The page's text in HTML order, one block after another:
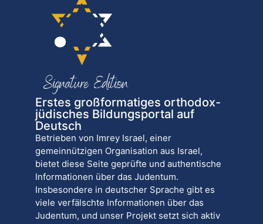
Erstes großformatiges orthodox-
jüdisches Bildungsportal auf
Deutsch
Betrieben von Imrey Israel, einer
gemeinnützigen Organisation aus Israel,
bietet diese Seite geprüfte und authentische
Informationen über das Judentum.
Insbesondere in deutscher Sprache gibt es
viele verfälschte Informationen über das
Judentum, und unser Projekt setzt sich aktiv